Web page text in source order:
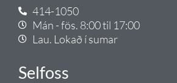
414-1050
Mán - fös. 8:00 til 17:00
Lau. Lokað í sumar
Selfoss